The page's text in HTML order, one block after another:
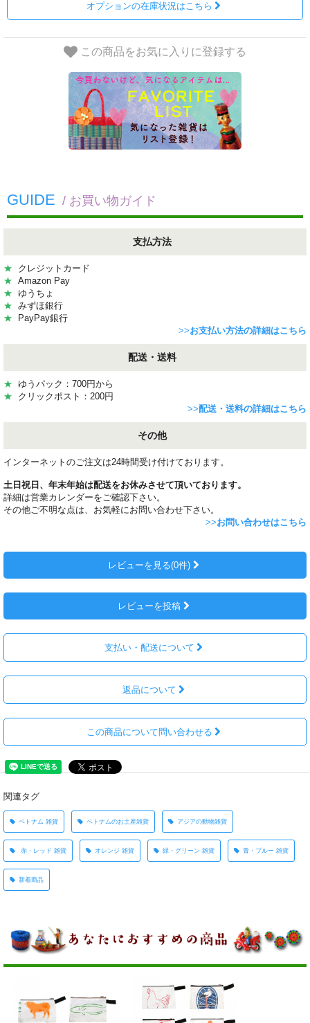
オプションの在庫状況はこちら
この商品をお気に入りに登録する
GUIDE / お買い物ガイド
支払方法
★ クレジットカード
★ Amazon Pay
★ ゆうちょ
★ みずほ銀行
★ PayPay銀行
>>お支払い方法の詳細はこちら
配送・送料
★ ゆうパック：700円から
★ クリックポスト：200円
>>配送・送料の詳細はこちら
その他
インターネットのご注文は24時間受け付けております。
土日祝日、年末年始は配送をお休みさせて頂いております。
詳細は営業カレンダーをご確認下さい。
その他ご不明な点は、お気軽にお問い合わせ下さい。
>>お問い合わせはこちら
レビューを見る(0件)
レビューを投稿
支払い・配送について
返品について
この商品について問い合わせる
関連タグ
ベトナム 雑貨 ベトナムのお土産雑貨 アジアの動物雑貨
赤・レッド 雑貨 オレンジ 雑貨 緑・グリーン 雑貨 青・ブルー 雑貨
新着商品